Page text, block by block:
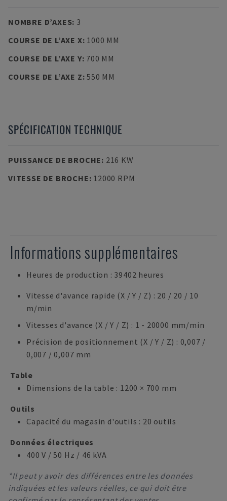
NOMBRE D’AXES: 3
COURSE DE L’AXE X: 1000 MM
COURSE DE L’AXE Y: 700 MM
COURSE DE L’AXE Z:550 MM
SPÉCIFICATION TECHNIQUE
PUISSANCE DE BROCHE: 216 KW
VITESSE DE BROCHE: 12000 RPM
Informations supplémentaires
Heures de production : 39402 heures
Vitesse d'avance rapide (X / Y / Z) : 20 / 20 / 10
m/min
Vitesses d'avance (X / Y / Z) : 1 - 20000 mm/min
Précision de positionnement (X / Y / Z) : 0,007 /
0,007 / 0,007 mm
Table
Dimensions de la table : 1200 × 700 mm
Outils
Capacité du magasin d'outils : 20 outils
Données électriques
400 V / 50 Hz / 46 kVA
*Il peut y avoir des différences entre les données
indiquées et les valeurs réelles, ce qui doit être